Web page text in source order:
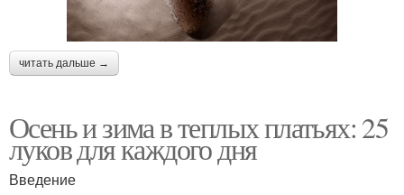
читать дальше →
Осень и зима в теплых платьях: 25
луков для каждого дня
Введение